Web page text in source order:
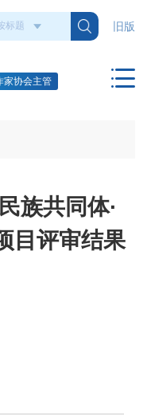
旧版
家协会主管
族共同体·
目评审结果